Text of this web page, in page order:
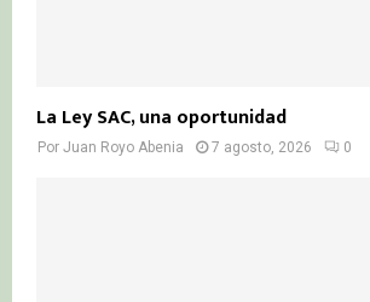
La Ley SAC, una oportunidad
Por Juan Royo Abenia 7 agosto, 2026 0